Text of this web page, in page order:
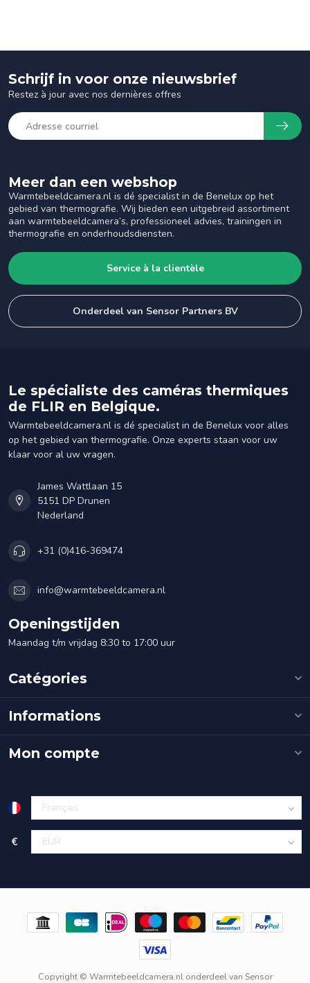
Meer dan een webshop
Warmtebeeldcamera.nl is dé specialist in de Benelux op het
gebied van thermografie. Wij bieden een uitgebreid assortiment
aan warmtebeeldcamera’s, professioneel advies, trainingen in
thermografie en onderhoudsdiensten.
Service à la clientèle
Onderdeel van Sensor Partners BV
Schrijf in voor onze nieuwsbrief
Restez à jour avec nos dernières offres
Le spécialiste des caméras thermiques
de FLIR en Belgique.
Warmtebeeldcamera.nl is dé specialist in de Benelux voor alles
op het gebied van thermografie. Onze experts staan voor uw
klaar voor al uw vragen.
James Wattlaan 15
5151 DP Drunen
Nederland
+31 (0)416-369474
info@warmtebeeldcamera.nl
Openingstijden
Maandag t/m vrijdag 8:30 to 17:00 uur
Catégories
Informations
Mon compte
€
Copyright © Warmtebeeldcamera.nl onderdeel van Sensor